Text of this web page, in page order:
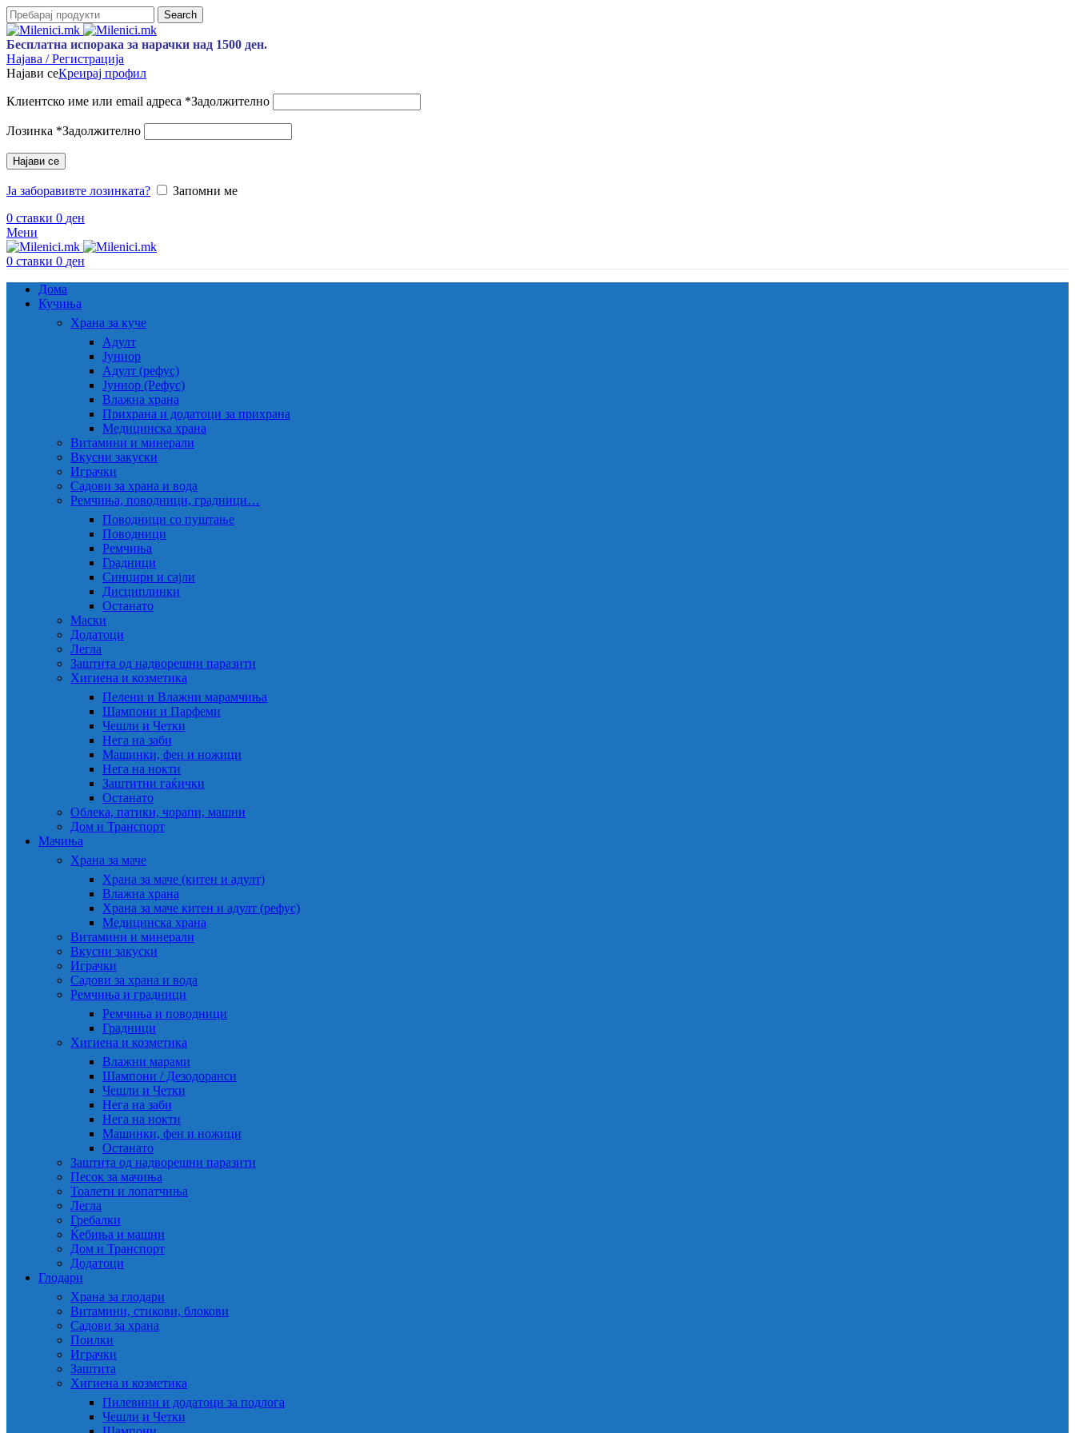
Search
Бесплатна испорака за нарачки над 1500 ден.
Најава / Регистрација
Најави сеКреирај профил
Клиентско име или email адреса *Задолжително
Лозинка *Задолжително
Најави се
Ја заборавивте лозинката?
Запомни ме
0 ставки 0 ден
Мени
0 ставки 0 ден
Дома
Кучиња
Храна за куче
Адулт
Јуниор
Адулт (рефус)
Јуниор (Рефус)
Влажна храна
Прихрана и додатоци за прихрана
Медицинска храна
Витамини и минерали
Вкусни закуски
Играчки
Садови за храна и вода
Ремчиња, поводници, градници…
Поводници со пуштање
Поводници
Ремчиња
Градници
Синџири и сајли
Дисциплинки
Останато
Маски
Додатоци
Легла
Заштита од надворешни паразити
Хигиена и козметика
Пелени и Влажни марамчиња
Шампони и Парфеми
Чешли и Четки
Нега на заби
Машинки, фен и ножици
Нега на нокти
Заштитни гаќички
Останато
Облека, патики, чорапи, машни
Дом и Транспорт
Мачиња
Храна за маче
Храна за маче (китен и адулт)
Влажна храна
Храна за маче китен и адулт (рефус)
Медицинска храна
Витамини и минерали
Вкусни закуски
Играчки
Садови за храна и вода
Ремчиња и градници
Ремчиња и поводници
Градници
Хигиена и козметика
Влажни марами
Шампони / Дезодоранси
Чешли и Четки
Нега на заби
Нега на нокти
Машинки, фен и ножици
Останато
Заштита од надворешни паразити
Песок за мачиња
Тоалети и лопатчиња
Легла
Гребалки
Ќебиња и машни
Дом и Транспорт
Додатоци
Глодари
Храна за глодари
Витамини, стикови, блокови
Садови за храна
Поилки
Играчки
Заштита
Хигиена и козметика
Пилевини и додатоци за подлога
Чешли и Четки